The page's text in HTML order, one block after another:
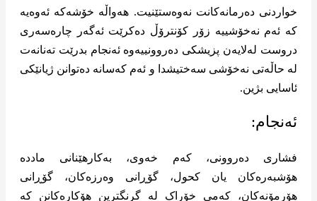
خواردنی دەرمانەکانت نەوەستێنیت. هەواڵە خۆشەکە ئەوەیە
کە ئەم نەخۆشییە زۆر کۆنترۆڵ دەکرێت ئەگەر چارەسەری
دروست لەلایەن پزیشکی دەروونییەوە ئەنجام بدرێت تەنانەت
لە حاڵەتی نەخۆشی سەختیشدا و ئەم کەسانە دەتوانن ژیانێکی
ئاسایی بژین.
ئەنجام:
فشاری دەروونی، کەم خەوی، بەکارهێنانی ماددە
هۆشبەرەکان یان کحول، گۆڕانی وەرزەکان، گۆڕانی
هۆرمۆنەکان، کەمی خۆراک لە گرنگترین هۆکارەکانن کە